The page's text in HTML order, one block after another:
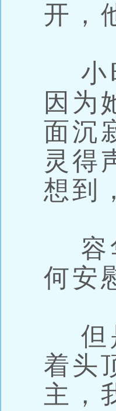
开，
小
因为
面沉
灵得
想到
容
何安
但
着头
主，